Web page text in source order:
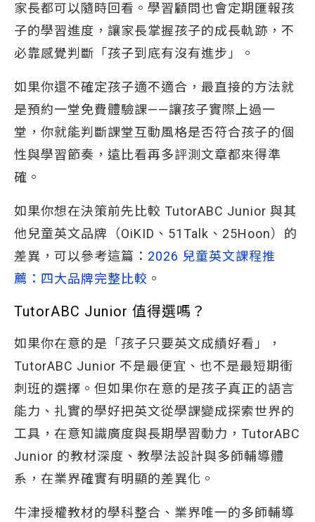
家長都可以隨時回看。學習顧問也會定期匯報孩
子的學習進度，讓家長掌握孩子的成長軌跡，不
必靠感覺判斷「孩子到底有沒有進步」。
如果你還不確定孩子適不適合，最直接的方法就
是預約一堂免費體驗課——讓孩子實際上過一
堂，你就能判斷課堂互動風格是否符合孩子的個
性與學習節奏，遠比看再多評測文章都來得準
確。
如果你想在決策前先比較 TutorABC Junior 與其
他兒童英文品牌（OiKID、51Talk、25Hoon）的
差異，可以參考這篇： 2026 兒童英文課程推
薦：四大品牌完整比較 。
TutorABC Junior 值得選嗎？
如果你在意的是「孩子只要英文成績好看」，
TutorABC Junior 不是最便宜、也不是最短期衝
刺班的選擇。但如果你在意的是孩子真正的語言
能力、扎實的學好把英文從學課變成探索世界的
工具，在意知識廣度與長期學習動力，TutorABC
Junior 的教材深度、教學法設計與多師輔導體
系，在業界確實有明顯的差異化。
牛津授權教材的學科整合、業界唯一的多師輔導